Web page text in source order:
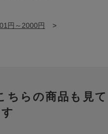
円～2000円 >
ちらの商品も見て